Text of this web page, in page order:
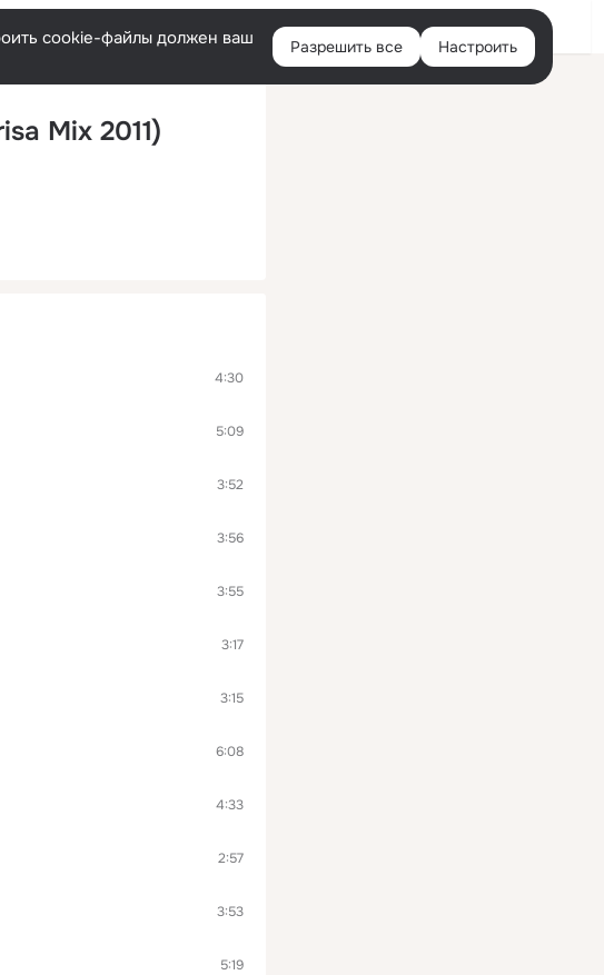
Войти
cookie-файлы должен ваш
Разрешить все Настроить
Mix 2011)
4:30
5:09
3:52
3:56
3:55
3:17
3:15
6:08
4:33
2:57
3:53
5:19